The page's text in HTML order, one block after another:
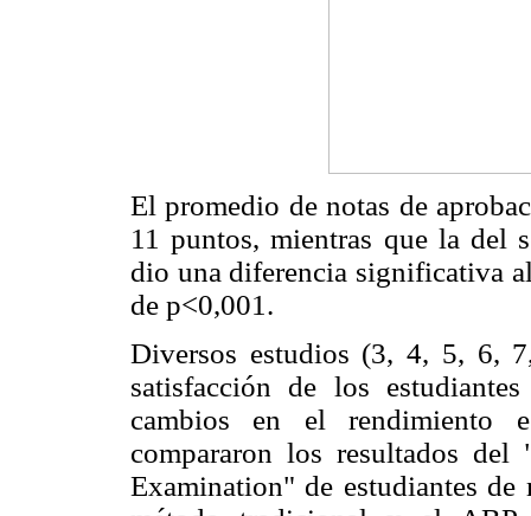
El promedio de notas de
11 puntos, mientras que la del
dio una diferencia significativa
de p<0,001.
Diversos estudios (3, 4, 5, 6,
satisfacción de los
cambios en el rendimiento
compararon los resultados
Examination" de estudiantes